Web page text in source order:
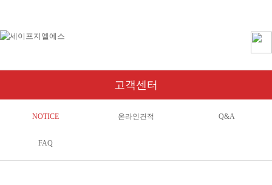
고객센터
NOTICE 온라인견적 Q&A
FAQ